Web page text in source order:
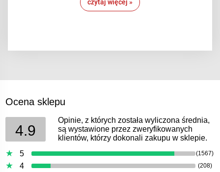
czytaj więcej »
Ocena sklepu
4.9
Opinie, z których została wyliczona średnia,
są wystawione przez zweryfikowanych
klientów, którzy dokonali zakupu w sklepie.
5
(1567)
4 (208)